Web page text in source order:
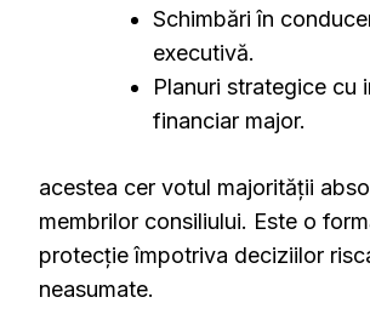
Schimbări în
executivă.
Planuri strategice cu
financiar major.
acestea cer votul majorității
membrilor consiliului. Este o
protecție împotriva deciziilor
neasumate.